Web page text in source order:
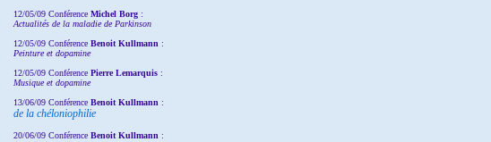
12/05/09 Conférence Michel Borg :
Actualités de la maladie de Parkinson
12/05/09 Conférence Benoit Kullmann :
Peinture et dopamine
12/05/09 Conférence Pierre Lemarquis :
Musique et dopamine
13/06/09 Conférence Benoit Kullmann :
de la chéloniophilie
20/06/09 Conférence Benoit Kullmann :